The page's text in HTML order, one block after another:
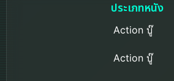
ประเภทหนัง
Action บู๊
Action บู๊